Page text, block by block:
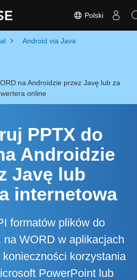
Polski
Android via Java
na Androidzie przez Javę lub za
online
PPTX do
Androidzie
Javę lub
internetowa
formatów plików do
WORD w aplikacjach
korzystania
PowerPoint lub